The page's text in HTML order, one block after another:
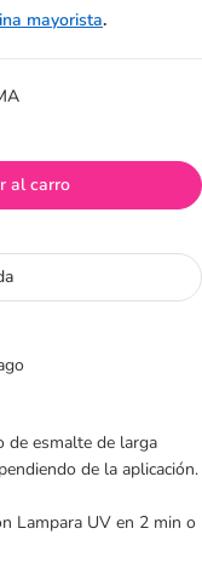
mayorista.
Gel 5 ml JM08
Esmalte Gel 5
al carro
de esmalte de larga
de la aplicación.
Lampara UV en 2 min o